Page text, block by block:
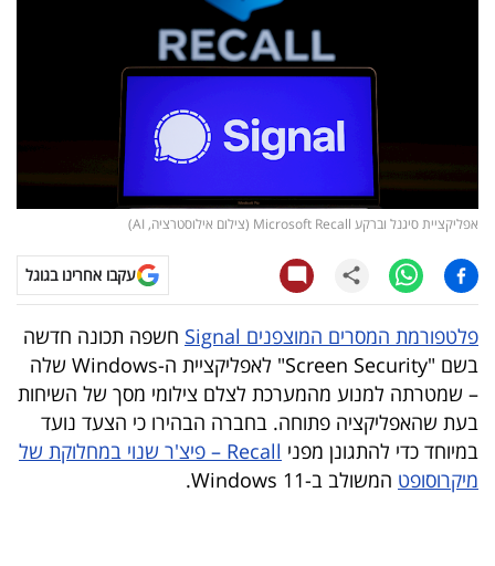
ויראלי
עסקי
ספורט
קריירה
ולימודים
מינויים
אפליקציית סיגנל וברקע Microsoft Recall (צילום אילוסטרציה, AI)
עקבו אחרינו בגוגל
פלטפורמת המסרים המוצפנים Signal
חשפה תכונה חדשה
בשם "Screen Security" לאפליקציית ה-Windows שלה
– שמטרתה למנוע מהמערכת לצלם צילומי מסך של השיחות
בעת שהאפליקציה פתוחה. בחברה הבהירו כי הצעד נועד
במיוחד כדי להתגונן מפני
Recall – פיצ'ר שנוי במחלוקת של
מיקרוסופט המשולב ב-Windows 11.